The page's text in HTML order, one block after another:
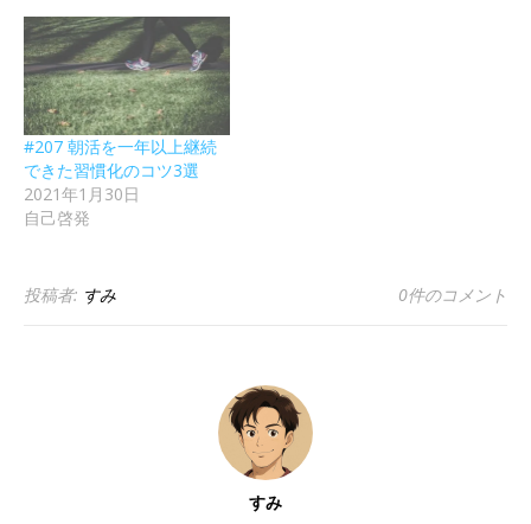
#207 朝活を一年以上継続
できた習慣化のコツ3選
2021年1月30日
自己啓発
投稿者: すみ 0件のコメント
すみ